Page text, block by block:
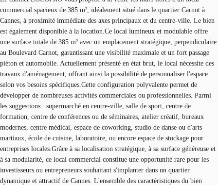
commercial spacieux de 385 m², idéalement situé dans le quartier Carnot à
Cannes, à proximité immédiate des axes principaux et du centre-ville. Le bien
est également disponible à la location.Ce local lumineux et modulable offre
une surface totale de 385 m² avec un emplacement stratégique, perpendiculaire
au Boulevard Carnot, garantissant une visibilité maximale et un fort passage
piéton et automobile. Actuellement présenté en état brut, le local nécessite des
travaux d'aménagement, offrant ainsi la possibilité de personnaliser l'espace
selon vos besoins spécifiques.Cette configuration polyvalente permet de
développer de nombreuses activités commerciales ou professionnelles. Parmi
les suggestions : supermarché en centre-ville, salle de sport, centre de
formation, centre de conférences ou de séminaires, atelier créatif, bureaux
modernes, centre médical, espace de coworking, studio de danse ou d'arts
martiaux, école de cuisine, laboratoire, ou encore espace de stockage pour
entreprises locales.Grâce à sa localisation stratégique, à sa surface généreuse et
à sa modularité, ce local commercial constitue une opportunité rare pour les
investisseurs ou entrepreneurs souhaitant s'implanter dans un quartier
dynamique et attractif de Cannes. L'ensemble des caractéristiques du bien